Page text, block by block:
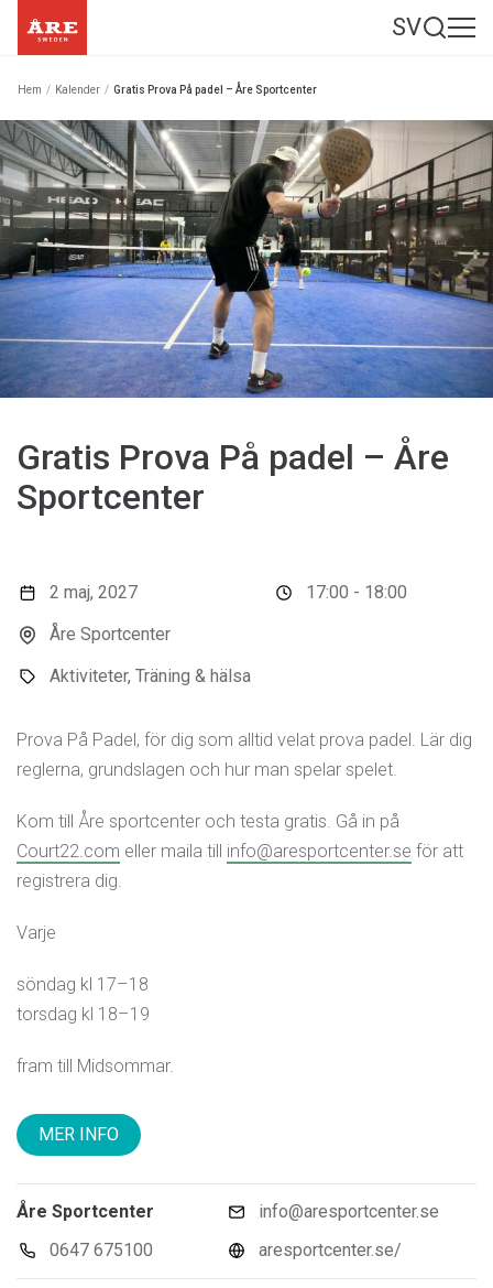
SV
Hem / Kalender / Gratis Prova På padel – Åre Sportcenter
Gratis Prova På padel – Åre
Sportcenter
2 maj, 2027
Åre Sportcenter
Aktiviteter, Träning & hälsa
17:00 - 18:00
Prova På Padel, för dig som alltid velat prova padel. Lär dig
reglerna, grundslagen och hur man spelar spelet.
Kom till Åre sportcenter och testa gratis. Gå in på
Court22.com eller maila till info@aresportcenter.se för att
registrera dig.
Varje
söndag kl 17–18
torsdag kl 18–19
fram till Midsommar.
MER INFO
Åre Sportcenter
0647 675100
info@aresportcenter.se
aresportcenter.se/